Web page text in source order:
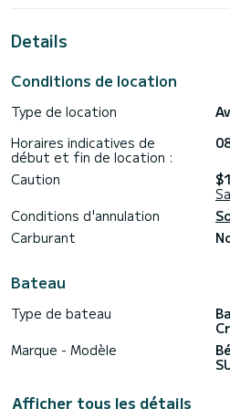
- Une table amovible pour
- Une douchette à l'eau douce
- Un frigo
- 2 prise 12V
- Une grande cabine pouvant
pour les familles avec des
pour faire la sieste.
- Un mat pour tracter une bouée
supplément 30e)
- Moteur 250cv Consommation
Sont port d'attache situé à
parking GRATUIT juste à côté du
A 10 minutes de navigation ,vous
découvrir les iles de Lérins ,la
* La sécurité
Details
Conditions de location
Type de location
Horaires indicatives de
début et fin de location :
Caution
Conditions d'annulation
Carburant
Bateau
Type de bateau
Marque - Modèle
Afficher tous les détails